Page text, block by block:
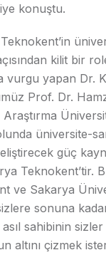
konuştu.
kilit bir
vurgu yapan Dr.
Prof. Dr.
üniversite-
güç
Teknokent’tir.
ve Sakarya
sonuna
sahibinin sizler
altını çizmek